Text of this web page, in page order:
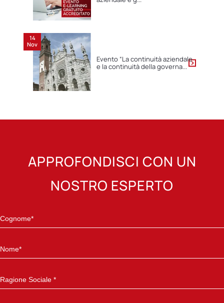
14
Nov
Evento “La continuità aziendale
e la continuità della governa...
APPROFONDISCI CON UN
NOSTRO ESPERTO